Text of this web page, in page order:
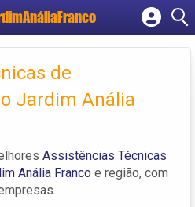
Cadastrar empresa
Criar contade
Jardim Anália
Assistências Técnicas
Anália Franco e região, com